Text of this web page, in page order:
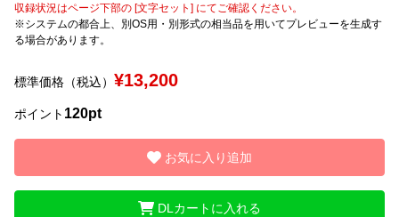
文字種類
価格帯
収録状況はページ下部の [文字セット] にてご確認ください。
※システムの都合上、別OS用・別形式の相当品を用いてプレビューを生成す
る場合があります。
標準価格（税込） ¥13,200
ポイント 120pt
お気に入り追加
DLカートに入れる